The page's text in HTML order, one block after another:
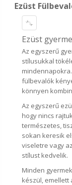
Ezüst
Ezüst
Az egyszerű
stílusukkal
fülbevalók
könnyen
Az egyszerű
hogy nincs
természetes,
sokan keresik
viseletre vagy
stílust kedvelik.
Minden
készül,